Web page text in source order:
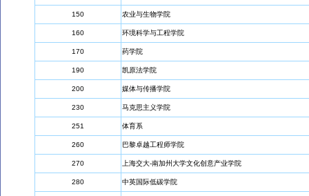
150 农业与生物学院
160 环境科学与工程学院
170 药学院
190 凯原法学院
200 媒体与传播学院
230 马克思主义学院
251 体育系
260 巴黎卓越工程师学院
270 上海交大-南加州大学文化创意产业学院
280 中英国际低碳学院